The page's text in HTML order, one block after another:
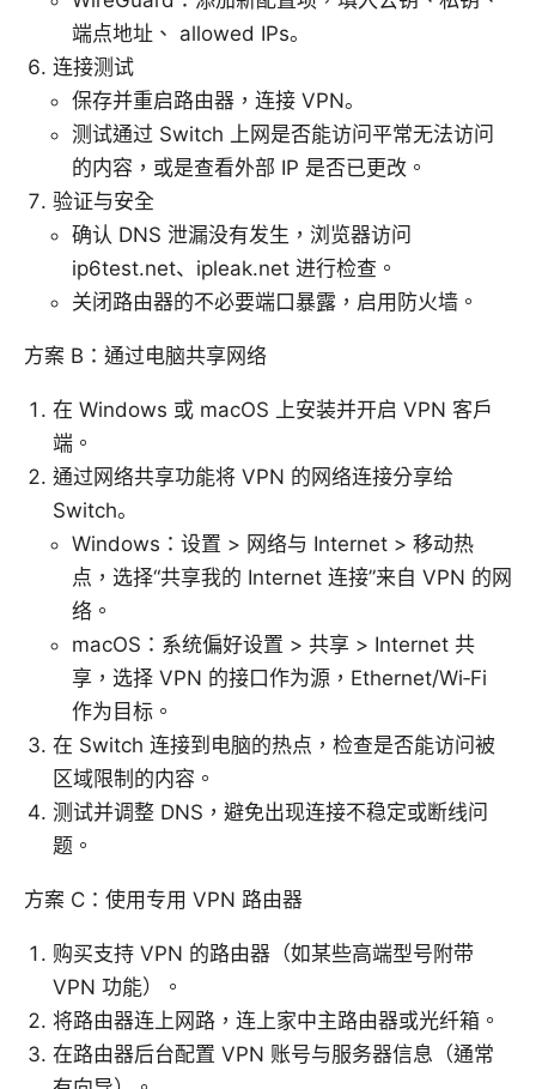
端点地址、 allowed IPs。
连接测试
保存并重启路由器，连接 VPN。
测试通过 Switch 上网是否能访问平常无法访问
的内容，或是查看外部 IP 是否已更改。
验证与安全
确认 DNS 泄漏没有发生，浏览器访问
ip6test.net、ipleak.net 进行检查。
关闭路由器的不必要端口暴露，启用防火墙。
方案 B：通过电脑共享网络
在 Windows 或 macOS 上安装并开启 VPN 客户
端。
通过网络共享功能将 VPN 的网络连接分享给
Switch。
Windows：设置 > 网络与 Internet > 移动热
点，选择“共享我的 Internet 连接”来自 VPN 的网
络。
macOS：系统偏好设置 > 共享 > Internet 共
享，选择 VPN 的接口作为源，Ethernet/Wi‑Fi
作为目标。
在 Switch 连接到电脑的热点，检查是否能访问被
区域限制的内容。
测试并调整 DNS，避免出现连接不稳定或断线问
题。
方案 C：使用专用 VPN 路由器
购买支持 VPN 的路由器（如某些高端型号附带
VPN 功能）。
将路由器连上网路，连上家中主路由器或光纤箱。
在路由器后台配置 VPN 账号与服务器信息（通常